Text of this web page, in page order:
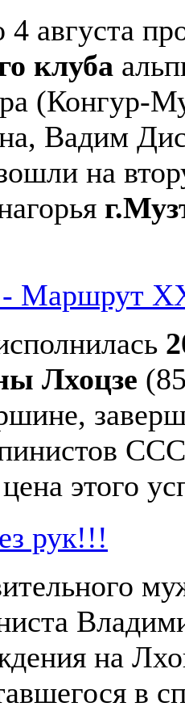
августа
клуба
(Конгур-
Вадим
на
- Маршрут
Лхоцзе
этого
рук!!!
на
в